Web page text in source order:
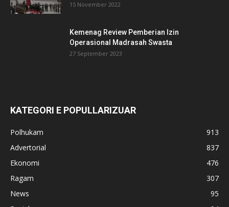
15 November 2022
Kemenag Review Pemberian Izin
Operasional Madrasah Swasta
27 September 2023
KATEGORI E POPULLARIZUAR
Polhukam
913
Advertorial
837
Ekonomi
476
Ragam
307
News
95